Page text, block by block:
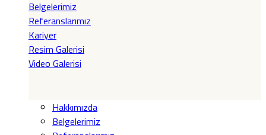
Belgelerimiz
Referanslarımız
Kariyer
Resim Galerisi
Video Galerisi
Hakkımızda
Belgelerimiz